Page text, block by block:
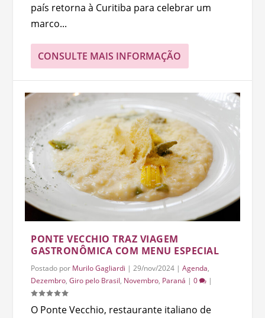
país retorna à Curitiba para celebrar um
marco...
CONSULTE MAIS INFORMAÇÃO
PONTE VECCHIO TRAZ VIAGEM
GASTRONÔMICA COM MENU ESPECIAL
Postado por Murilo Gagliardi |29/nov/2024 |Agenda,
Dezembro,Giro pelo Brasil, Novembro, Paraná |0 |
O Ponte Vecchio, restaurante italiano de